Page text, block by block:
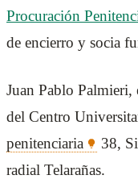
Procuración
de encierro y socia
Juan Pablo Palmieri,
del Centro
penitenciaria
38,
radial Telarañas.